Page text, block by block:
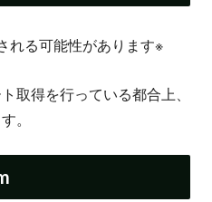
れる可能性があります※
取得を行っている都合上、
。